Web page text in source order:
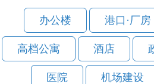
办公楼 港口·厂房
高档公寓 酒店
医院 机场建设